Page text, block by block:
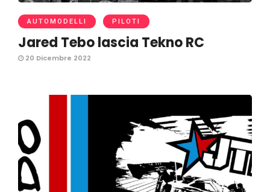
AUTOMODELLI PILOTI
Jared Tebo lascia Tekno RC
20 Dicembre 2022